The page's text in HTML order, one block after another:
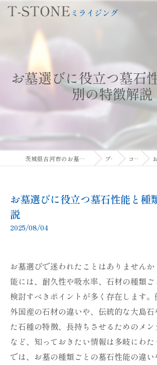
お墓選びに役立つ墓石
別の特徴解説
茨城県古河市のお墓ならT-STONEミライジング ブログ コラム お
お墓選びに役立つ墓石性能と種
説
2025/08/04
お墓選びで迷われたことはありません
能には、耐久性や吸水率、石材の種類ご
検討すべきポイントが多く存在します。
外国産の石材の違いや、伝統的な大島石
た石種の特徴、長持ちさせるためのメ
など、知っておきたい情報は多岐にわ
では、お墓の種類ごとの墓石性能の違